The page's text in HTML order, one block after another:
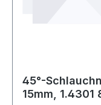
45°-
15mm, 1.4301